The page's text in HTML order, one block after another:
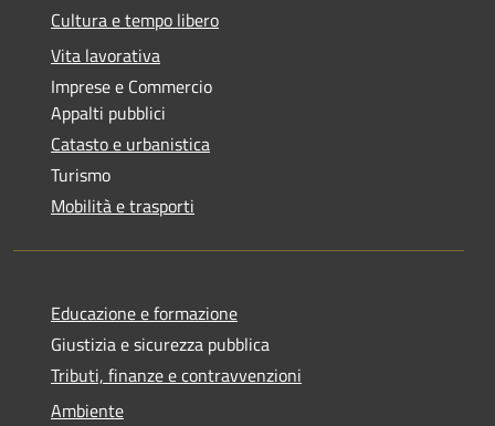
Cultura e tempo libero
Vita lavorativa
Imprese e Commercio
Appalti pubblici
Catasto e urbanistica
Turismo
Mobilità e trasporti
Educazione e formazione
Giustizia e sicurezza pubblica
Tributi, finanze e contravvenzioni
Ambiente